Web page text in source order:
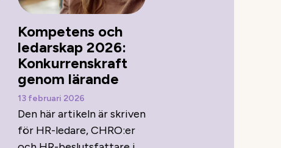
Kompetens och
ledarskap 2026:
Konkurrenskraft
genom lärande
13 februari 2026
Den här artikeln är skriven
för HR-ledare, CHRO:er